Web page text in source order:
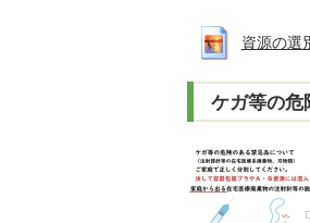
資源の選
ケガ等の危